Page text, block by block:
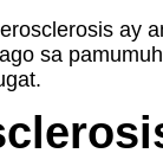
ay
sa